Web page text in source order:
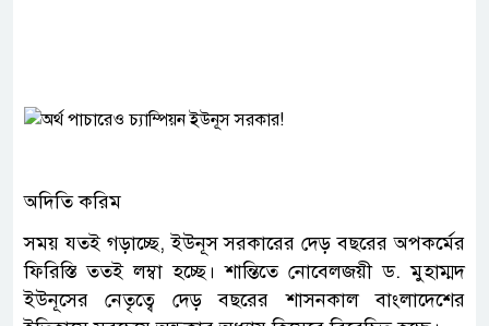
অদিতি করিম
সময় যতই গড়াচ্ছে, ইউনূস সরকারের দেড় বছরের অপকর্মের
ফিরিস্তি ততই লম্বা হচ্ছে। শান্তিতে নোবেলজয়ী ড. মুহাম্মদ
ইউনূসের নেতৃত্বে দেড় বছরের শাসনকাল বাংলাদেশের